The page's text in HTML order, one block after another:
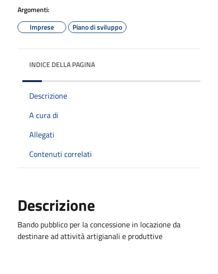
Argomenti:
Imprese
Piano di sviluppo
INDICE DELLA PAGINA
Descrizione
A cura di
Allegati
Contenuti correlati
Descrizione
Bando pubblico per la concessione in locazione da
destinare ad attività artigianali e produttive